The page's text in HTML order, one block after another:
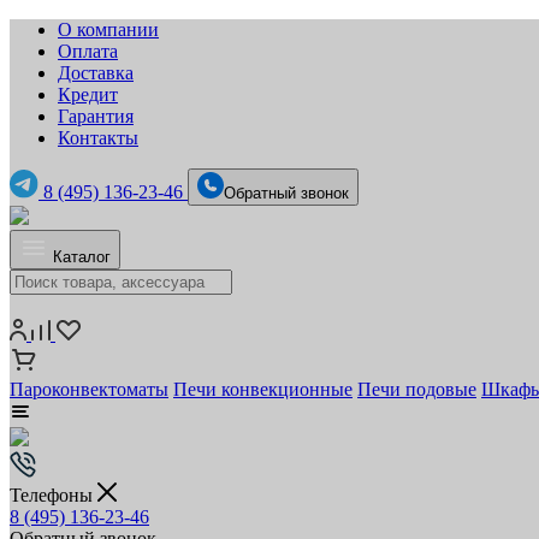
О компании
Оплата
Доставка
Кредит
Гарантия
Контакты
8 (495) 136-23-46 Обратный звонок
Каталог
Пароконвектоматы Печи конвекционные Печи подовые Шкафы
Телефоны
8 (495) 136-23-46